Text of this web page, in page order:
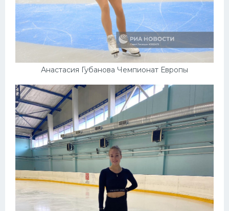
Анастасия Губанова Чемпионат Европы